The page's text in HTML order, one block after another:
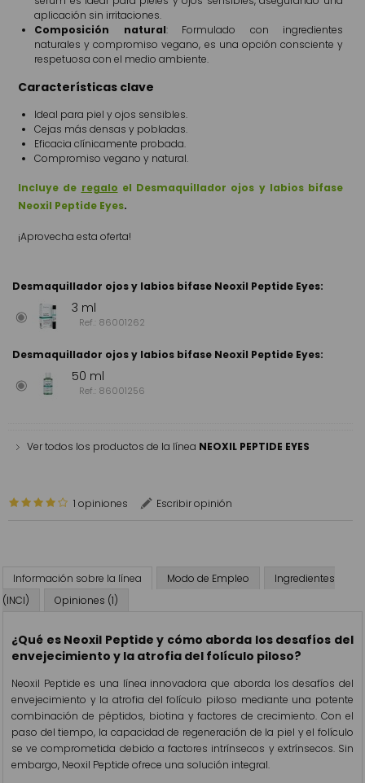
aplicación sin irritaciones.
Composición natural: Formulado con ingredientes
naturales y compromiso vegano, es una opción consciente y
respetuosa con el medio ambiente.
Características clave
Ideal para piel y ojos sensibles.
Cejas más densas y pobladas.
Eficacia clínicamente probada.
Compromiso vegano y natural.
Incluye de regalo el Desmaquillador ojos y labios bifase
Neoxil Peptide Eyes.
¡Aprovecha esta oferta!
Desmaquillador ojos y labios bifase Neoxil Peptide Eyes:
3 ml
Ref.: 86001262
Desmaquillador ojos y labios bifase Neoxil Peptide Eyes:
50 ml
Ref.: 86001256
Ver todos los productos de la línea NEOXIL PEPTIDE EYES
1 opiniones Escribir opinión
Información sobre la línea Modo de Empleo
Ingredientes
(INCI)
Opiniones (1)
¿Qué es Neoxil Peptide y cómo aborda los desafíos del
envejecimiento y la atrofia del folículo piloso?
Neoxil Peptide es una línea innovadora que aborda los desafíos del
envejecimiento y la atrofia del folículo piloso mediante una potente
combinación de péptidos, biotina y factores de crecimiento. Con el
paso del tiempo, la capacidad de regeneración de la piel y el folículo
se ve comprometida debido a factores intrínsecos y extrínsecos. Sin
embargo, Neoxil Peptide ofrece una solución integral.